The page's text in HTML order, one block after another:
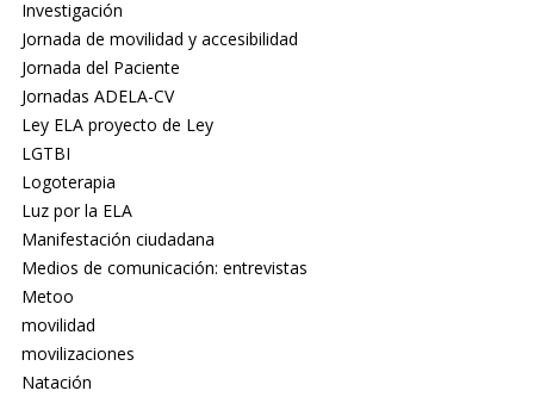
Investigación
Jornada de movilidad y accesibilidad
Jornada del Paciente
Jornadas ADELA-CV
Ley ELA proyecto de Ley
LGTBI
Logoterapia
Luz por la ELA
Manifestación ciudadana
Medios de comunicación: entrevistas
Metoo
movilidad
movilizaciones
Natación